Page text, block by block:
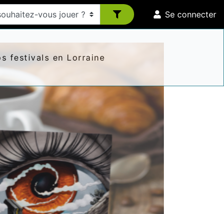
Se connecter
festivals en Lorraine